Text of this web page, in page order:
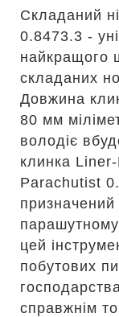
Складаний
0.8473.3 -
найкращого
складаних
Довжина
80 мм
володіє
клинка
Parachutist
цей
побутових
справжнім